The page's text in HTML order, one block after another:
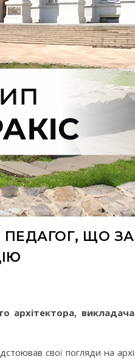
ПЕДАГОГ, ЩО
архітектора,
свої погляди на